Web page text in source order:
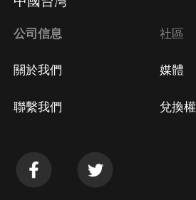
公司信息
關於我們
聯繫我們
社區
媒體
兌換